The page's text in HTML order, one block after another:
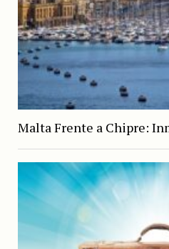
Malta Frente a Chipre: